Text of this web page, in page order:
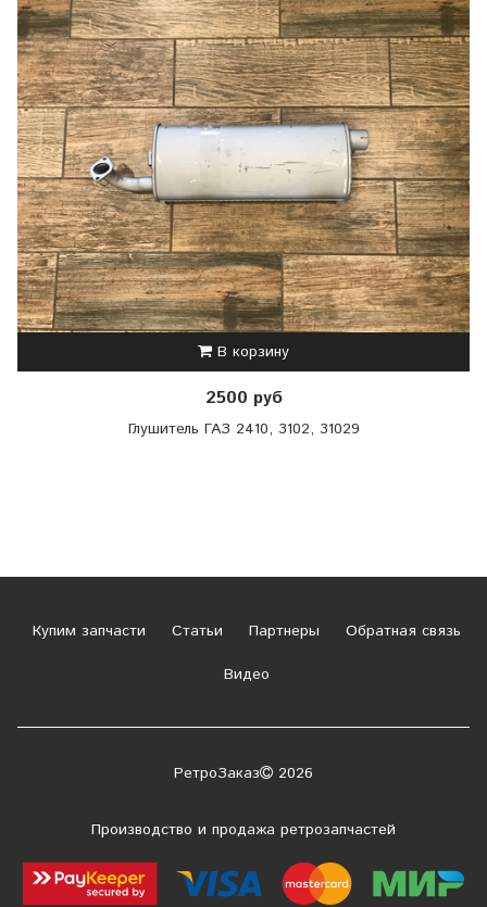
В корзину
2500 руб
Глушитель ГАЗ 2410, 3102, 31029
Купим запчасти Статьи Партнеры
Обратная связь
Видео
РетроЗаказ 2026
Производство и продажа ретрозапчастей